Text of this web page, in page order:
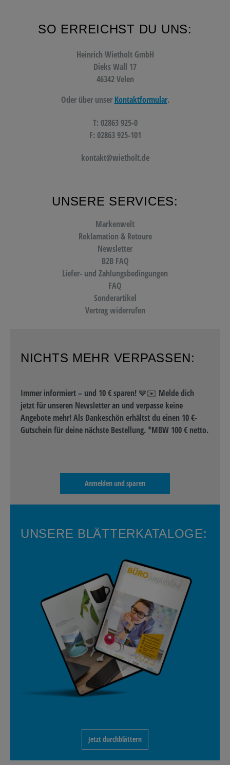
SO ERREICHST DU UNS:
Heinrich Wietholt GmbH
Dieks Wall 17
46342 Velen
Oder über unser Kontaktformular.
T: 02863 925-0
F: 02863 925-101
kontakt@wietholt.de
UNSERE SERVICES:
Markenwelt
Reklamation & Retoure
Newsletter
B2B FAQ
Liefer- und Zahlungsbedingungen
FAQ
Sonderartikel
Vertrag widerrufen
NICHTS MEHR VERPASSEN:
Immer informiert – und 10 € sparen! 💙✉️ Melde dich
jetzt für unseren Newsletter an und verpasse keine
Angebote mehr! Als Dankeschön erhältst du einen 10 €-
Gutschein für deine nächste Bestellung. *MBW 100 € netto.
Anmelden und sparen
UNSERE BLÄTTERKATALOGE:
Jetzt durchblättern